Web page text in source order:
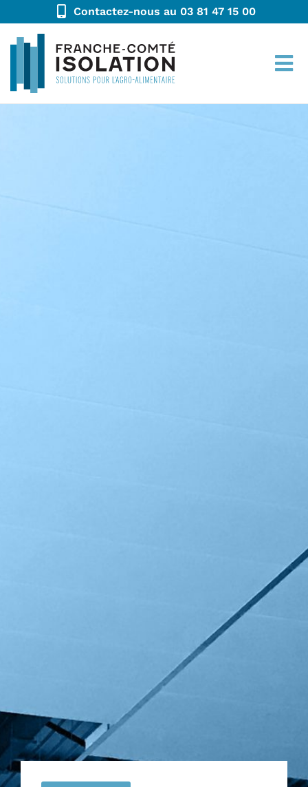
Contactez-nous au 03 81 47 15 00